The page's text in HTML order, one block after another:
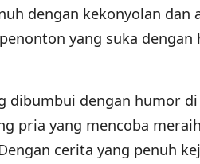
dengan kekonyolan dan
yang suka dengan
dibumbui dengan humor
pria yang mencoba
cerita yang penuh